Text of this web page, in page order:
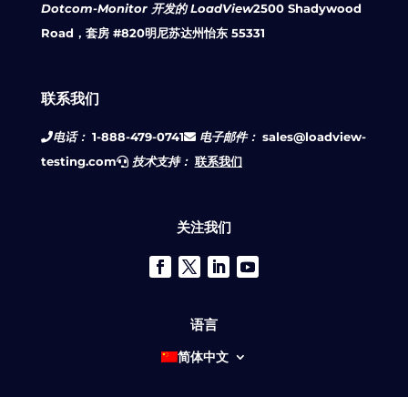
Dotcom-Monitor 开发的 LoadView2500 Shadywood
Road，套房 #820明尼苏达州怡东 55331
联系我们
电话： 1-888-479-0741 电子邮件： sales@loadview-
testing.com
技术支持： 联系我们
关注我们
语言
简体中文